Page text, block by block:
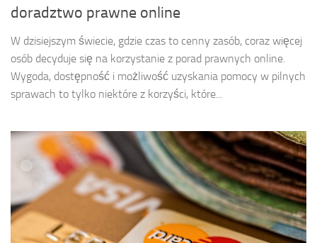
doradztwo prawne online
W dzisiejszym świecie, gdzie czas to cenny zasób, coraz więcej
osób decyduje się na korzystanie z porad prawnych online.
Wygoda, dostępność i możliwość uzyskania pomocy w pilnych
sprawach to tylko niektóre z korzyści, które...